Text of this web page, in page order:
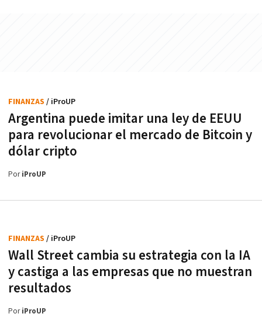
Argentina puede imitar una ley de EEUU
para revolucionar el mercado de Bitcoin y
dólar cripto
FINANZAS / iProUP
PoriProUP
Wall Street cambia su estrategia con la IA
y castiga a las empresas que no muestran
resultados
FINANZAS / iProUP
PoriProUP